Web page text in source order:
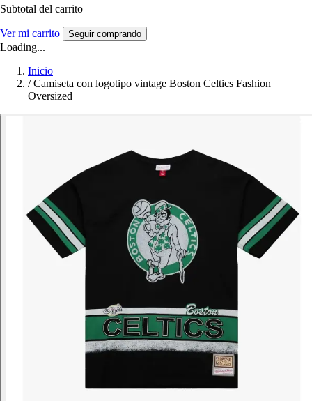
Subtotal del carrito
Ver mi carrito Seguir comprando
Loading...
Inicio
/ Camiseta con logotipo vintage Boston Celtics Fashion
Oversized